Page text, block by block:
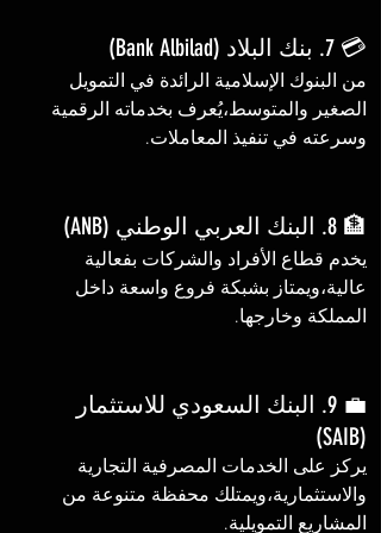
💳 7. بنك البلاد (Bank Albilad)
من البنوك الإسلامية الرائدة في التمويل
الصغير والمتوسط،يُعرف بخدماته الرقمية
وسرعته في تنفيذ المعاملات.
🏦 8. البنك العربي الوطني (ANB)
يخدم قطاع الأفراد والشركات بفعالية
عالية،ويمتاز بشبكة فروع واسعة داخل
المملكة وخارجها.
💼 9. البنك السعودي للاستثمار
(SAIB)
يركز على الخدمات المصرفية التجارية
والاستثمارية،ويمتلك محفظة متنوعة من
المشاريع التمويلية.